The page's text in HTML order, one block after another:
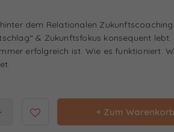
dem Relationalen
& Zukunftsfokus konsequent
erfolgreich ist. Wie es funktioniert.
+ Zum